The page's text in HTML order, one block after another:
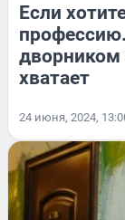
Если
дворником
хватает
24 июня, 2024,